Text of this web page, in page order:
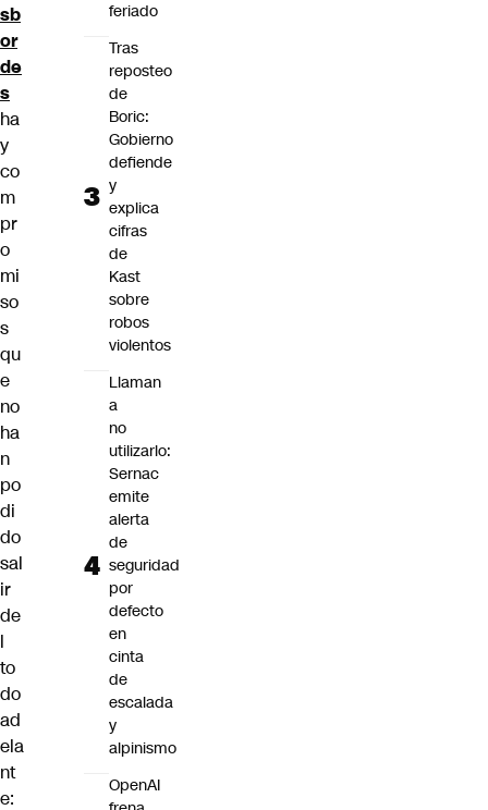
sb
or
de
s
ha
y
co
m
pr
o
mi
so
s
qu
e
no
ha
n
po
di
do
sal
ir
de
l
to
do
ad
ela
nt
e:
feriado
Tras
reposteo
de
Boric:
Gobierno
defiende
y
explica
cifras
de
Kast
sobre
robos
violentos
Llaman
a
no
utilizarlo:
Sernac
emite
alerta
de
seguridad
por
defecto
en
cinta
de
escalada
y
alpinismo
OpenAI